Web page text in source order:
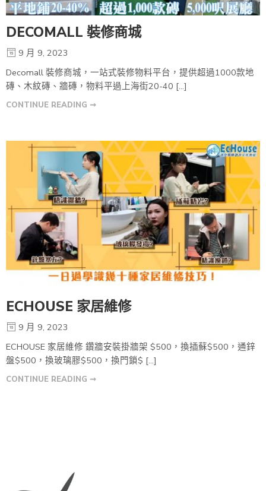
DECOMALL 裝修商城
9 月 9, 2023
Decomall 裝修商城，一站式裝修物料平台，提供超過1000款地
磚、木紋磚、牆磚，物料平過上海街20-40 […]
CONTINUE READING ➞
ECHOUSE 家居維修
9 月 9, 2023
ECHOUSE 家居維修 鑽牆安裝掛牆架 $500，換插蘇$500，通鋅
盤$500，換玻璃膠$500，換門鎖$ […]
CONTINUE READING ➞